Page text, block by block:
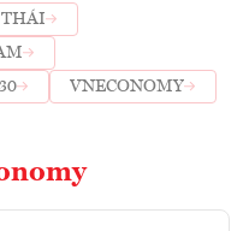
VNECONOMY